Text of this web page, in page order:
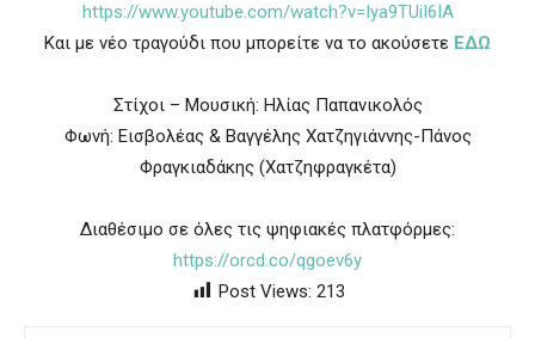
https://www.youtube.com/watch?v=Iya9TUiI6IA
Και με νέο τραγούδι που μπορείτε να το ακούσετε ΕΔΩ
Στίχοι – Μουσική: Ηλίας Παπανικολός
Φωνή: Εισβολέας & Βαγγέλης Χατζηγιάννης-Πάνος
Φραγκιαδάκης (Χατζηφραγκέτα)
Διαθέσιμο σε όλες τις ψηφιακές πλατφόρμες:
https://orcd.co/qgoev6y
Post Views: 213